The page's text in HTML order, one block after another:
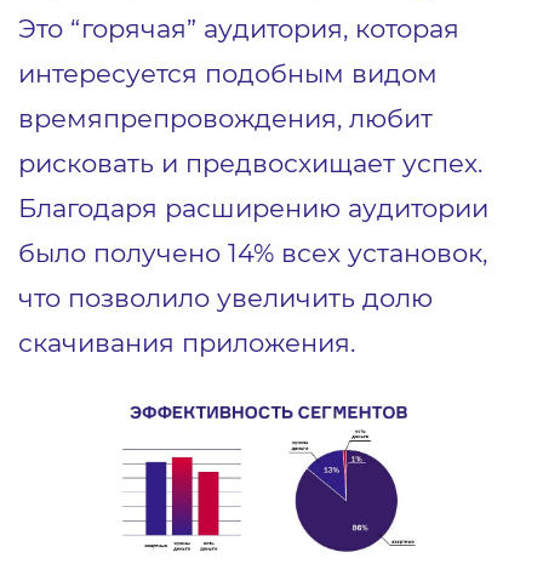
Это “горячая” аудитория, которая
интересуется подобным видом
времяпрепровождения, любит
рисковать и предвосхищает успех.
Благодаря расширению аудитории
было получено 14% всех установок,
что позволило увеличить долю
скачивания приложения.